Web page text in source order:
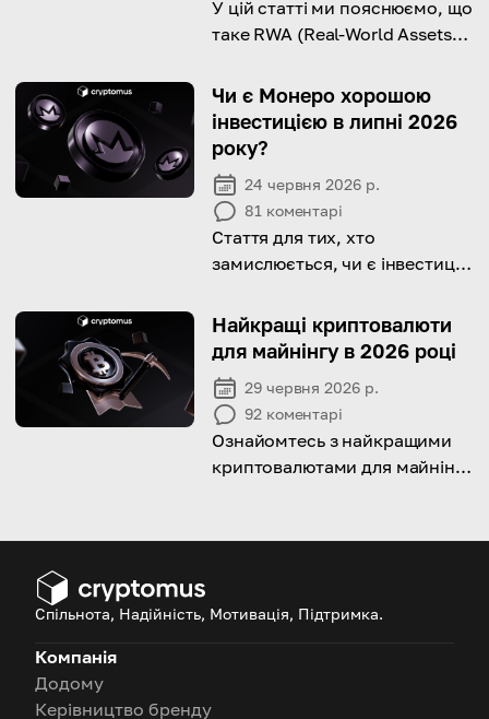
У цій статті ми пояснюємо, що
таке RWA (Real-World Assets),
сфери застосування та
виклики.
Чи є Монеро хорошою
інвестицією в липні 2026
року?
24 червня 2026 р.
81 коментарі
Стаття для тих, хто
замислюється, чи є інвестиції
хорошим вибором; у ній
розглядаються його
потенціал, історія ціни,
можливі сценарії та ризики.
Найкращі криптовалюти
для майнінгу в 2026 році
29 червня 2026 р.
92 коментарі
Ознайомтесь з найкращими
криптовалютами для майнінгу
витрати та великий потенціал.
Спільнота, Надійність, Мотивація, Підтримка.
Компанія
Додому
Керівництво бренду